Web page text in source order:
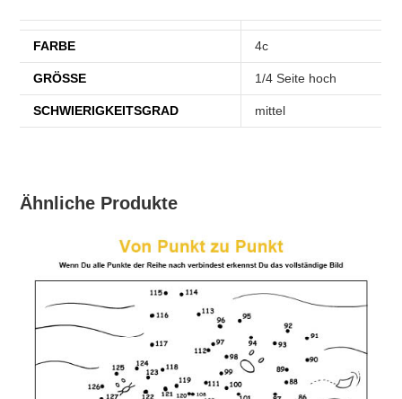
FARBE 4c
GRÖSSE 1/4 Seite hoch
SCHWIERIGKEITSGRAD mittel
Ähnliche Produkte